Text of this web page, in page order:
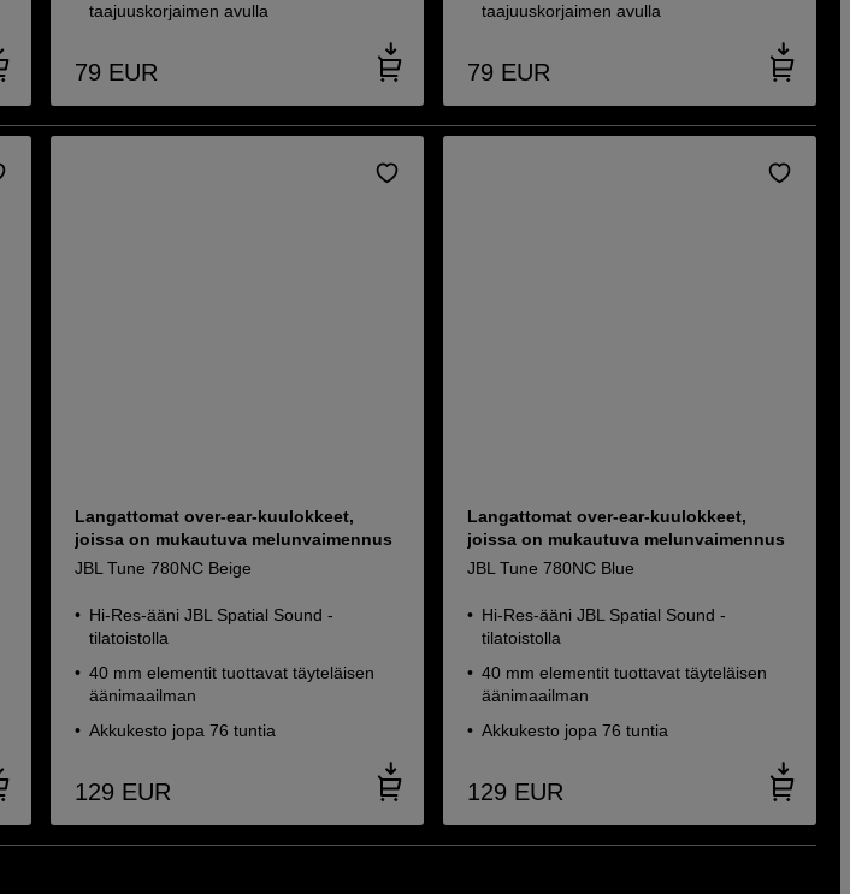
taajuuskorjaimen avulla
79 EUR
taajuuskorjaimen avulla
79 EUR
Langattomat over-ear-kuulokkeet,
joissa on mukautuva melunvaimennus
JBL Tune 780NC Beige
Hi-Res-ääni JBL Spatial Sound -
tilatoistolla
40 mm elementit tuottavat täyteläisen
äänimaailman
Akkukesto jopa 76 tuntia
129 EUR
Langattomat over-ear-kuulokkeet,
joissa on mukautuva melunvaimennus
JBL Tune 780NC Blue
Hi-Res-ääni JBL Spatial Sound -
tilatoistolla
40 mm elementit tuottavat täyteläisen
äänimaailman
Akkukesto jopa 76 tuntia
129 EUR